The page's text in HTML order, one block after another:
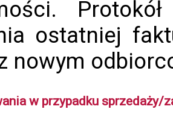
ostatniej
nowym
w przypadku sprzedaży/